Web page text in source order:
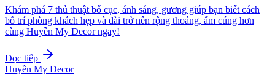
Khám phá 7 thủ thuật bố cục, ánh sáng, gương giúp bạn biết cách
bố trí phòng khách hẹp và dài trở nên rộng thoáng, ấm cúng hơn
cùng Huyền My Decor ngay!
Đọc tiếp
Huyền My Decor